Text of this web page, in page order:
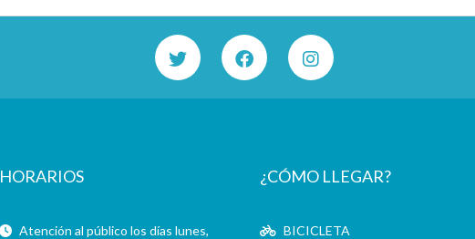
HORARIOS
Atención al público los días lunes,
¿CÓMO LLEGAR?
BICICLETA